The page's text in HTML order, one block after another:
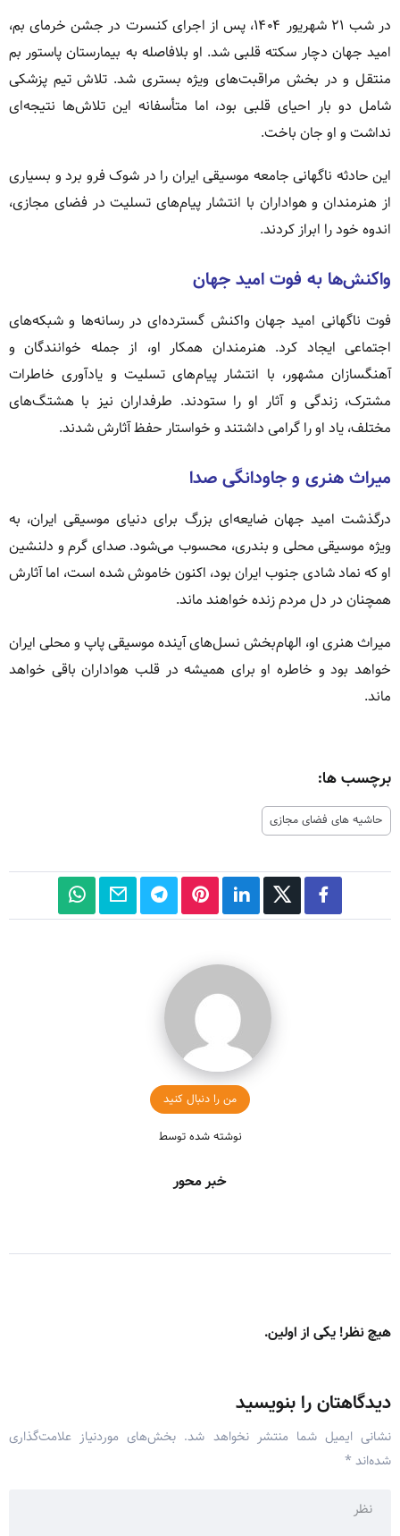
در شب ۲۱ شهریور ۱۴۰۴، پس از اجرای کنسرت در جشن خرمای بم،
امید جهان دچار سکته قلبی شد. او بلافاصله به بیمارستان پاستور بم
منتقل و در بخش مراقبت‌های ویژه بستری شد. تلاش تیم پزشکی
شامل دو بار احیای قلبی بود، اما متأسفانه این تلاش‌ها نتیجه‌ای
نداشت و او جان باخت.
این حادثه ناگهانی جامعه موسیقی ایران را در شوک فرو برد و بسیاری
از هنرمندان و هواداران با انتشار پیام‌های تسلیت در فضای مجازی،
اندوه خود را ابراز کردند.
واکنش‌ها به فوت امید جهان
فوت ناگهانی امید جهان واکنش گسترده‌ای در رسانه‌ها و شبکه‌های
اجتماعی ایجاد کرد. هنرمندان همکار او، از جمله خوانندگان و
آهنگسازان مشهور، با انتشار پیام‌های تسلیت و یادآوری خاطرات
مشترک، زندگی و آثار او را ستودند. طرفداران نیز با هشتگ‌های
مختلف، یاد او را گرامی داشتند و خواستار حفظ آثارش شدند.
میراث هنری و جاودانگی صدا
درگذشت امید جهان ضایعه‌ای بزرگ برای دنیای موسیقی ایران، به
ویژه موسیقی محلی و بندری، محسوب می‌شود. صدای گرم و دلنشین
او که نماد شادی جنوب ایران بود، اکنون خاموش شده است، اما آثارش
همچنان در دل مردم زنده خواهند ماند.
میراث هنری او، الهام‌بخش نسل‌های آینده موسیقی پاپ و محلی ایران
خواهد بود و خاطره او برای همیشه در قلب هواداران باقی خواهد
ماند.
برچسب ها:
حاشیه های فضای مجازی
من را دنبال کنید
نوشته شده توسط
خبر محور
هیچ نظر! یکی از اولین.
دیدگاهتان را بنویسید
نشانی ایمیل شما منتشر نخواهد شد. بخش‌های موردنیاز علامت‌گذاری
شده‌اند *